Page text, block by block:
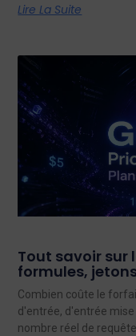
Lire La Suite
Tout savoir sur
formules,
Combien coûte le
d'entrée, d'entrée
nombre réel de